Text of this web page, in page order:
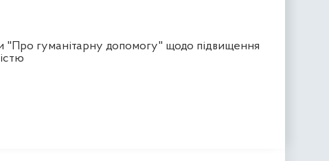
"Про гуманітарну допомогу" щодо підвищення